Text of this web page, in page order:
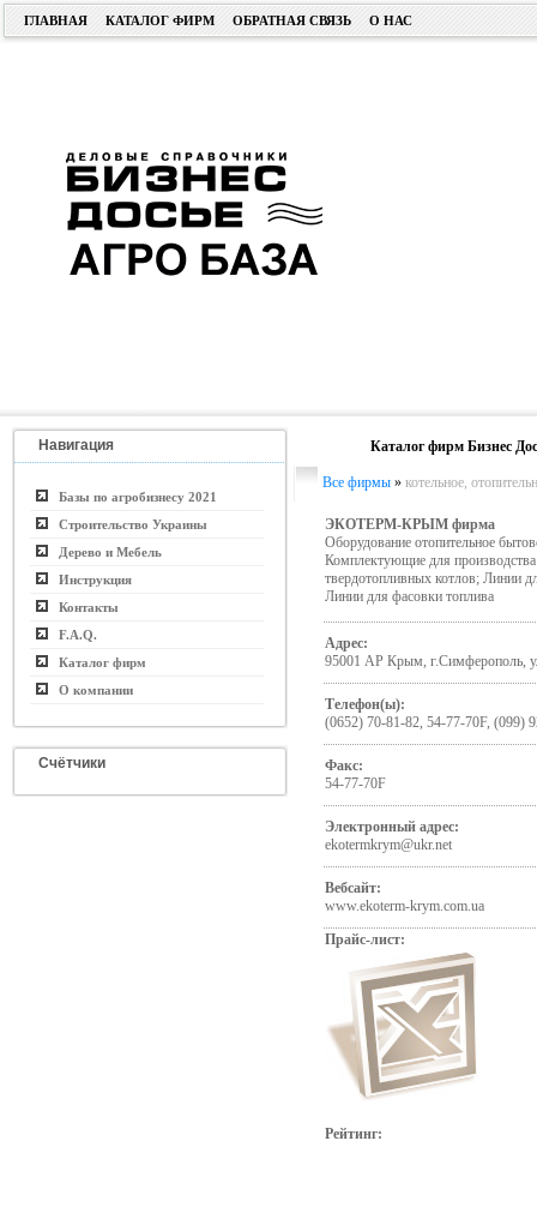
ГЛАВНАЯ КАТАЛОГ ФИРМ ОБРАТНАЯ СВЯЗЬ О НАС
Навигация
Базы по агробизнесу 2021
Строительство Украины
Дерево и Мебель
Инструкция
Контакты
F.A.Q.
Каталог фирм
О компании
Счётчики
Каталог фирм Бизнес
Все фирмы » котельное,
ЭКОТЕРМ-КРЫМ фирма
Оборудование отопительное
Комплектующие для
твердотопливных котлов; Линии
Линии для фасовки топлива
Адрес:
95001 АР Крым, г.Симферополь,
Телефон(ы):
(0652) 70-81-82, 54-77-70F, (099)
Факс:
54-77-70F
Электронный адрес:
ekotermkrym@ukr.net
Вебсайт:
www.ekoterm-krym.com.ua
Прайс-лист:
Рейтинг: